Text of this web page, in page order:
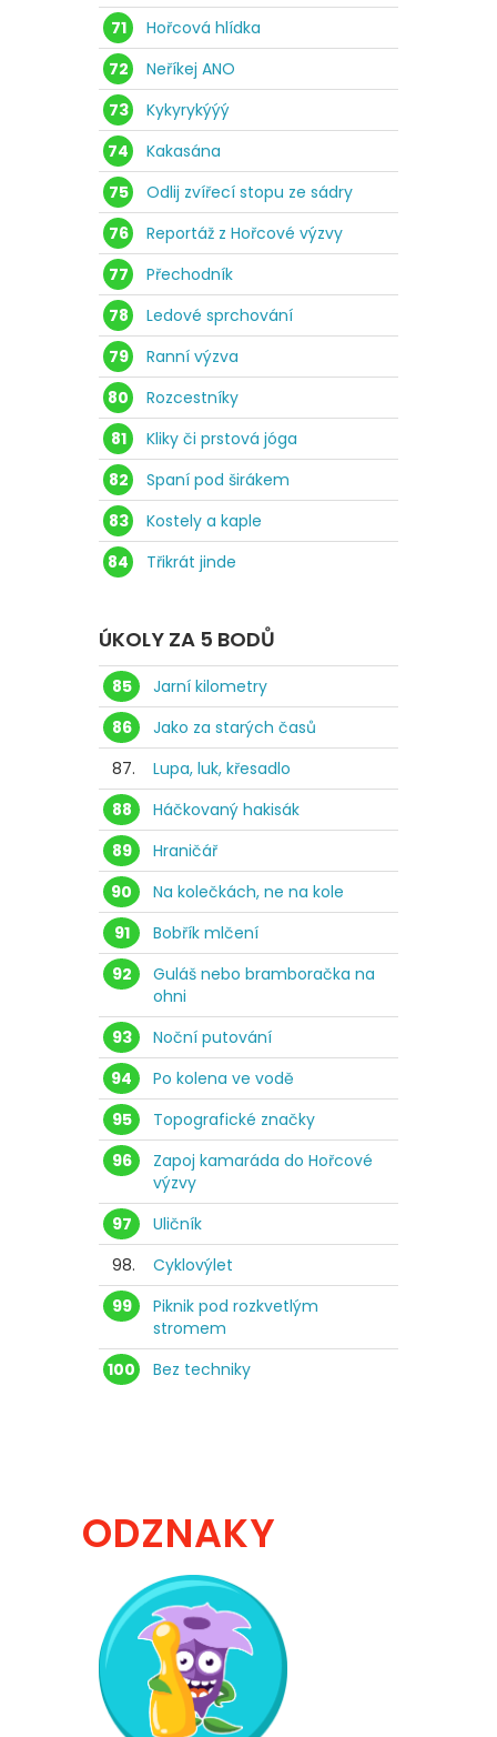
71
Hořcová hlídka
72
Neříkej ANO
73
Kykyrykýýý
74
Kakasána
75
Odlij zvířecí stopu ze sádry
76
Reportáž z Hořcové výzvy
77
Přechodník
78
Ledové sprchování
79
Ranní výzva
80
Rozcestníky
81
Kliky či prstová jóga
82
Spaní pod širákem
83
Kostely a kaple
84
Třikrát jinde
ÚKOLY ZA 5 BODŮ
85
Jarní kilometry
86
Jako za starých časů
87.
Lupa, luk, křesadlo
88
Háčkovaný hakisák
89
Hraničář
90
Na kolečkách, ne na kole
91
Bobřík mlčení
92
Guláš nebo bramboračka na
ohni
93
Noční putování
94
Po kolena ve vodě
95
Topografické značky
96
Zapoj kamaráda do Hořcové
výzvy
97
Uličník
98.
Cyklovýlet
99
Piknik pod rozkvetlým
stromem
100
Bez techniky
ODZNAKY